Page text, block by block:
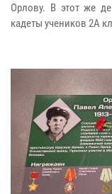
Орлову. В этот же
кадеты учеников 2А